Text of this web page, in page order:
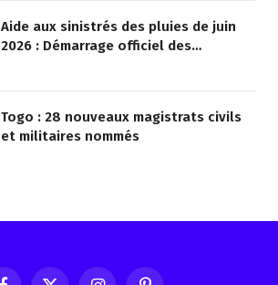
Aide aux sinistrés des pluies de juin
2026 : Démarrage officiel des
Togo : 28 nouveaux magistrats civils
et militaires nommés